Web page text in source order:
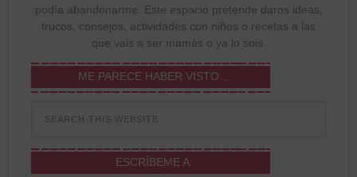
podía abandonarme. Este espacio pretende daros ideas,
trucos, consejos, actividades con niños o recetas a las
que vais a ser mamás o ya lo sois.
ME PARECE HABER VISTO…
ESCRÍBEME A: